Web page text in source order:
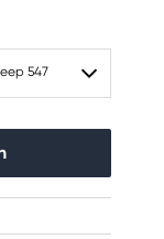
547